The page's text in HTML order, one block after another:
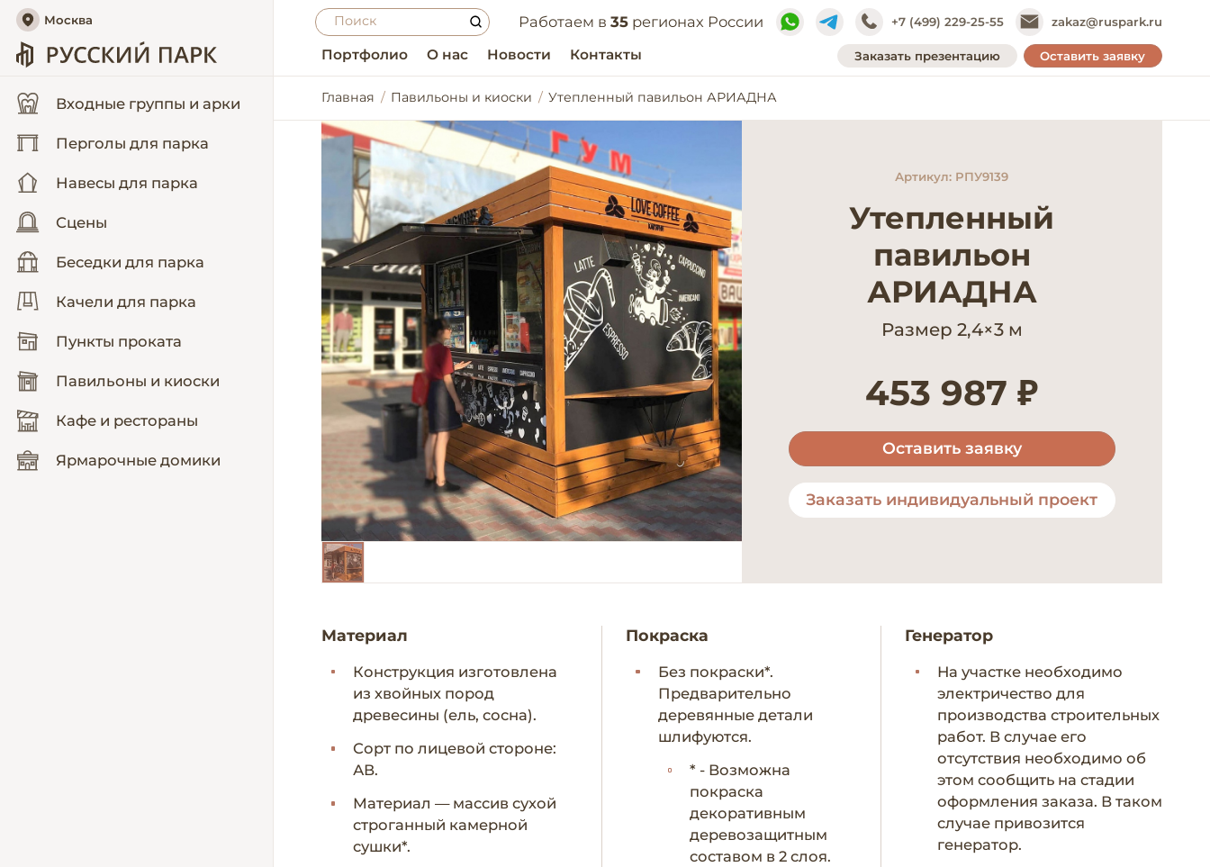
Москва
Входные группы и арки
Перголы для парка
Навесы для парка
Сцены
Беседки для парка
Качели для парка
Пункты проката
Павильоны и киоски
Кафе и рестораны
Ярмарочные домики
Работаем в 35регионах России +7 (499) 229-25-55 zakaz@ruspark.ru
Портфолио О нас Новости Контакты Заказать презентацию Оставить заявку
Главная Павильоны и киоски Утепленный павильон АРИАДНА
Артикул: РПУ9139
Утепленный
павильон
АРИАДНА
Размер 2,4×3 м
453 987 ₽
Оставить заявку
Заказать индивидуальный проект
Материал
Конструкция изготовлена
из хвойных пород
древесины (ель, сосна).
Сорт по лицевой стороне:
АВ.
Материал — массив сухой
строганный камерной
сушки*.
Покраска
Без покраски*.
Предварительно
деревянные детали
шлифуются.
* - Возможна
покраска
декоративным
деревозащитным
составом в 2 слоя.
Генератор
На участке необходимо
электричество для
производства строительных
работ. В случае его
отсутствия необходимо об
этом сообщить на стадии
оформления заказа. В таком
случае привозится
генератор.